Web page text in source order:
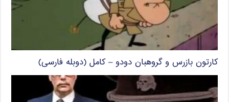
کارتون بازرس و گروهبان دودو – کامل (دوبله فارسی)